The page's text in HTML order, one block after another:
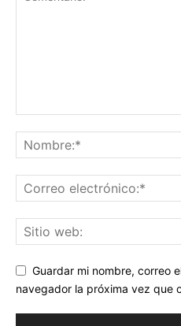
Guardar mi nombre, correo
navegador la próxima vez que